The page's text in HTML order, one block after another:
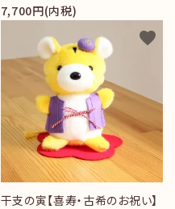
7,700円(内税)
干支の寅【喜寿・古希のお祝い】
favorite